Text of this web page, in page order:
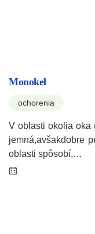
Monokel
ochorenia
V oblasti okolia oka
jemná,avšakdobre
oblasti spôsobí,…